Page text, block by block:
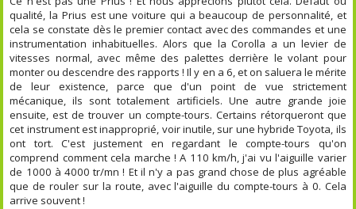
qualité, la Prius est une voiture qui a beaucoup de personnalité, et
cela se constate dès le premier contact avec des commandes et une
instrumentation inhabituelles. Alors que la Corolla a un levier de
vitesses normal, avec même des palettes derrière le volant pour
monter ou descendre des rapports ! Il y en a 6, et on saluera le mérite
de leur existence, parce que d'un point de vue strictement
mécanique, ils sont totalement artificiels. Une autre grande joie
ensuite, est de trouver un compte-tours. Certains rétorqueront que
cet instrument est inapproprié, voir inutile, sur une hybride Toyota, ils
ont tort. C'est justement en regardant le compte-tours qu'on
comprend comment cela marche ! A 110 km/h, j'ai vu l'aiguille varier
de 1000 à 4000 tr/mn ! Et il n'y a pas grand chose de plus agréable
que de rouler sur la route, avec l'aiguille du compte-tours à 0. Cela
arrive souvent !